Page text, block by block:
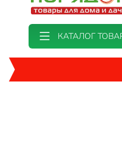
КАТАЛОГ